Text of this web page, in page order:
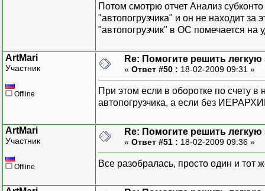
Потом смотрю отчет Анализ
"автопогрузчика" и он не находит
"автопогрузчик" в ОС помечается
ArtMari
Участник
Offline
Re: Помогите решить легкую
« Ответ #50 : 18-02-2009 09:31 »
При этом если в оборотке по счету
автопогрузчика, а если без
ArtMari
Участник
Offline
Re: Помогите решить легкую
« Ответ #51 : 18-02-2009 09:36 »
Все разобралась, просто один и тот